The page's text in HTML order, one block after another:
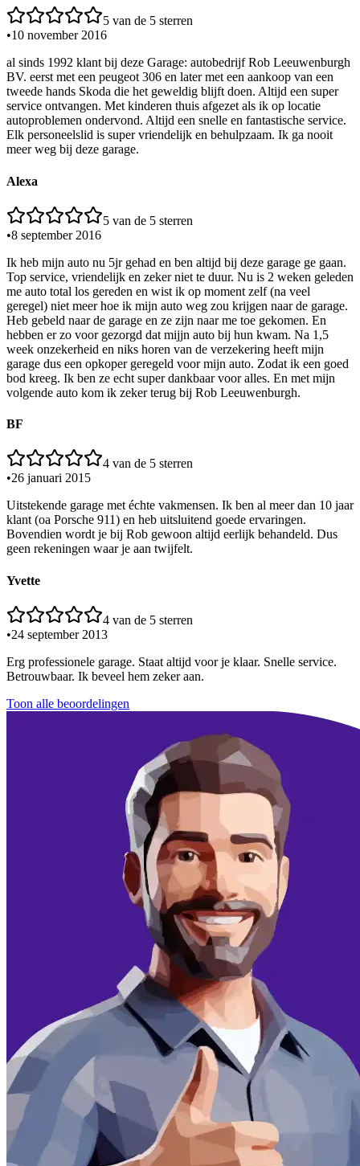
5 van de 5 sterren
•10 november 2016
al sinds 1992 klant bij deze Garage: autobedrijf Rob Leeuwenburgh
BV. eerst met een peugeot 306 en later met een aankoop van een
tweede hands Skoda die het geweldig blijft doen. Altijd een super
service ontvangen. Met kinderen thuis afgezet als ik op locatie
autoproblemen ondervond. Altijd een snelle en fantastische service.
Elk personeelslid is super vriendelijk en behulpzaam. Ik ga nooit
meer weg bij deze garage.
Alexa
5 van de 5 sterren
•8 september 2016
Ik heb mijn auto nu 5jr gehad en ben altijd bij deze garage ge gaan.
Top service, vriendelijk en zeker niet te duur. Nu is 2 weken geleden
me auto total los gereden en wist ik op moment zelf (na veel
geregel) niet meer hoe ik mijn auto weg zou krijgen naar de garage.
Heb gebeld naar de garage en ze zijn naar me toe gekomen. En
hebben er zo voor gezorgd dat mijjn auto bij hun kwam. Na 1,5
week onzekerheid en niks horen van de verzekering heeft mijn
garage dus een opkoper geregeld voor mijn auto. Zodat ik een goed
bod kreeg. Ik ben ze echt super dankbaar voor alles. En met mijn
volgende auto kom ik zeker terug bij Rob Leeuwenburgh.
BF
4 van de 5 sterren
•26 januari 2015
Uitstekende garage met échte vakmensen. Ik ben al meer dan 10 jaar
klant (oa Porsche 911) en heb uitsluitend goede ervaringen.
Bovendien wordt je bij Rob gewoon altijd eerlijk behandeld. Dus
geen rekeningen waar je aan twijfelt.
Yvette
4 van de 5 sterren
•24 september 2013
Erg professionele garage. Staat altijd voor je klaar. Snelle service.
Betrouwbaar. Ik beveel hem zeker aan.
Toon alle beoordelingen